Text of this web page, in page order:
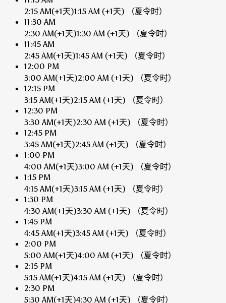
2:15 AM(+1天)1:15 AM (+1天)
（夏令时）
11:30 AM
2:30 AM(+1天)1:30 AM (+1天)
（夏令时）
11:45 AM
2:45 AM(+1天)1:45 AM (+1天)
（夏令时）
12:00 PM
3:00 AM(+1天)2:00 AM (+1天)
（夏令时）
12:15 PM
3:15 AM(+1天)2:15 AM (+1天)
（夏令时）
12:30 PM
3:30 AM(+1天)2:30 AM (+1天)
（夏令时）
12:45 PM
3:45 AM(+1天)2:45 AM (+1天)
（夏令时）
1:00 PM
4:00 AM(+1天)3:00 AM (+1天)
（夏令时）
1:15 PM
4:15 AM(+1天)3:15 AM (+1天)
（夏令时）
1:30 PM
4:30 AM(+1天)3:30 AM (+1天)
（夏令时）
1:45 PM
4:45 AM(+1天)3:45 AM (+1天)
（夏令时）
2:00 PM
5:00 AM(+1天)4:00 AM (+1天)
（夏令时）
2:15 PM
5:15 AM(+1天)4:15 AM (+1天)
（夏令时）
2:30 PM
5:30 AM(+1天)4:30 AM (+1天)
（夏令时）